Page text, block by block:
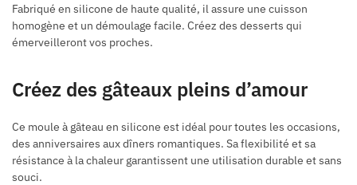
Fabriqué en silicone de haute qualité, il assure une cuisson
homogène et un démoulage facile. Créez des desserts qui
émerveilleront vos proches.
Créez des gâteaux pleins d’amour
Ce moule à gâteau en silicone est idéal pour toutes les occasions,
des anniversaires aux dîners romantiques. Sa flexibilité et sa
résistance à la chaleur garantissent une utilisation durable et sans
souci.